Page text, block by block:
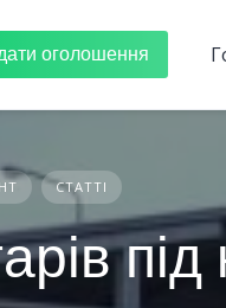
оголошення
СТАТТІ